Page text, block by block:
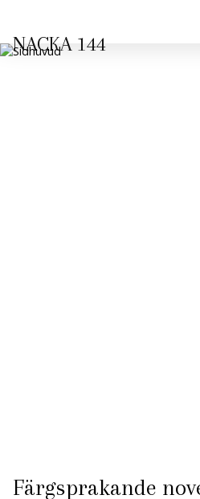
NACKA 144
Färgsprakande